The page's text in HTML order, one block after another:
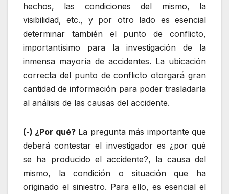
hechos, las condiciones del mismo, la
visibilidad, etc., y por otro lado es esencial
determinar también el punto de conflicto,
importantísimo para la investigación de la
inmensa mayoría de accidentes. La ubicación
correcta del punto de conflicto otorgará gran
cantidad de información para poder trasladarla
al análisis de las causas del accidente.
(-) ¿Por qué?La pregunta más importante que
deberá contestar el investigador es ¿por qué
se ha producido el accidente?, la causa del
mismo, la condición o situación que ha
originado el siniestro. Para ello, es esencial el